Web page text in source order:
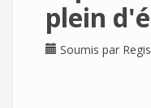
plein
Soumis par Regis